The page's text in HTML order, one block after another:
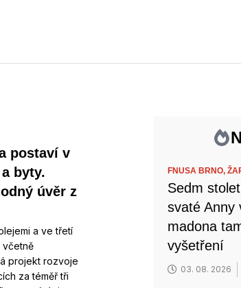
postaví v
byty.
úvěr z
a ve třetí
včetně
projekt rozvoje
za téměř tři
FNUSA BRNO,
Sedm
svaté Anny
madona
vyšetření
03. 08. 2026